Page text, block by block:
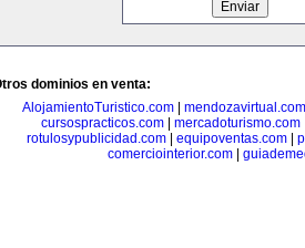
dominios en venta:
AlojamientoTuristico.com
mendozavirtual.com
cursospracticos.com| mercadoturismo.com
rotulosypublicidad.com
equipoventas.com
comerciointerior.com|